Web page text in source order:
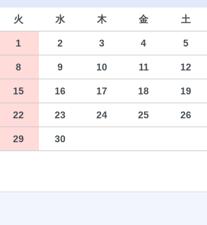
火 水 木 金 土
1 2 3 4 5
8 9 10 11 12
15 16 17 18 19
22 23 24 25 26
29 30